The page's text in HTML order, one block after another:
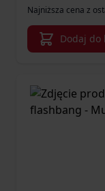
Najniższa cena z
Dodaj do